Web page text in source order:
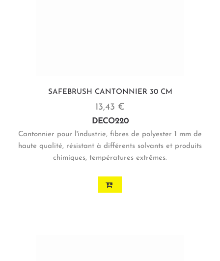
SAFEBRUSH CANTONNIER 30 CM
13,43 €
DECO220
Cantonnier pour l'industrie, fibres de polyester 1 mm de
haute qualité, résistant à différents solvants et produits
chimiques, températures extrêmes.